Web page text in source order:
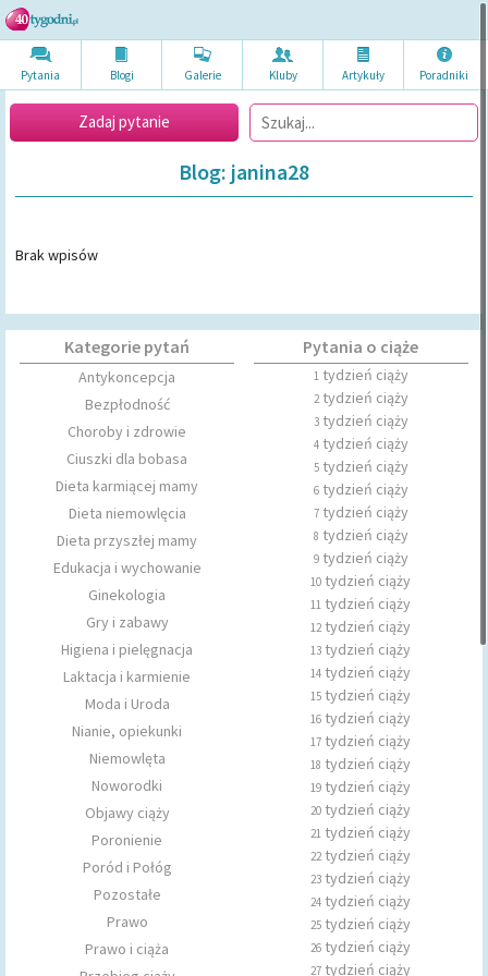
Pytania Blogi Galerie Kluby Artykuły Poradniki
Zadaj pytanie
Blog: janina28
Brak wpisów
Kategorie pytań
Antykoncepcja
Bezpłodność
Choroby i zdrowie
Ciuszki dla bobasa
Dieta karmiącej mamy
Dieta niemowlęcia
Dieta przyszłej mamy
Edukacja i wychowanie
Ginekologia
Gry i zabawy
Higiena i pielęgnacja
Laktacja i karmienie
Moda i Uroda
Nianie, opiekunki
Niemowlęta
Noworodki
Objawy ciąży
Poronienie
Poród i Połóg
Pozostałe
Prawo
Prawo i ciąża
Pytania o ciąże
1tydzień ciąży
2tydzień ciąży
3tydzień ciąży
4tydzień ciąży
5tydzień ciąży
6tydzień ciąży
7tydzień ciąży
8 tydzień ciąży
9tydzień ciąży
10 tydzień ciąży
11 tydzień ciąży
12tydzień ciąży
13 tydzień ciąży
14 tydzień ciąży
15 tydzień ciąży
16 tydzień ciąży
17 tydzień ciąży
18 tydzień ciąży
19 tydzień ciąży
20 tydzień ciąży
21 tydzień ciąży
22tydzień ciąży
23 tydzień ciąży
24 tydzień ciąży
25 tydzień ciąży
26 tydzień ciąży
27 tydzień ciąży